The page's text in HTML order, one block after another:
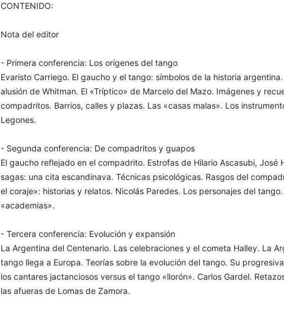
CONTENIDO:
Nota del editor
- Primera conferencia: Los orígenes del tango
Evaristo Carriego. El gaucho y el tango: símbolos de la historia
alusión de Whitman. El «Tríptico» de Marcelo del Mazo. Imágenes y
compadritos. Barrios, calles y plazas. Las «casas malas». Los
Legones.
- Segunda conferencia: De compadritos y guapos
El gaucho reflejado en el compadrito. Estrofas de Hilario Ascasubi, José
sagas: una cita escandinava. Técnicas psicológicas. Rasgos del
el coraje»: historias y relatos. Nicolás Paredes. Los personajes del
«academias».
- Tercera conferencia: Evolución y expansión
La Argentina del Centenario. Las celebraciones y el cometa Halley. La
tango llega a Europa. Teorías sobre la evolución del tango. Su
los cantares jactanciosos versus el tango «llorón». Carlos Gardel.
las afueras de Lomas de Zamora.